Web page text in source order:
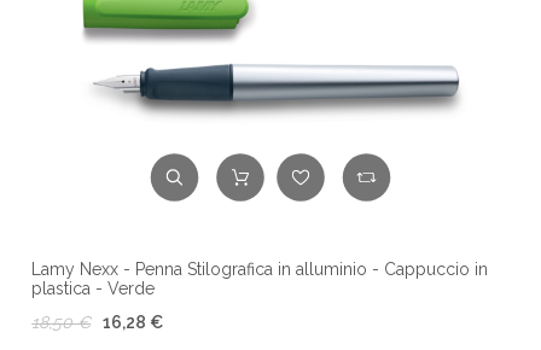
Lamy Nexx - Penna Stilografica in alluminio - Cappuccio in
plastica - Verde
18,50 €
16,28 €